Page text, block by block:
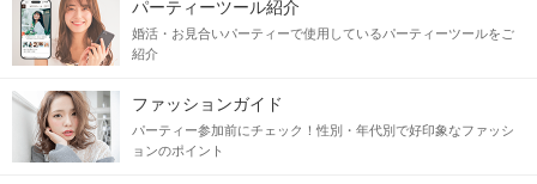
パーティーツール紹介
婚活・お見合いパーティーで使用しているパーティーツールをご
紹介
ファッションガイド
パーティー参加前にチェック！性別・年代別で好印象なファッシ
ョンのポイント